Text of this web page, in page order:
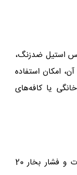
استیل ضدزنگ،
امکان استفاده
یا کافه‌های
مدل NCM-166EXP20 با توان 1250 وات و فشار بخار 20